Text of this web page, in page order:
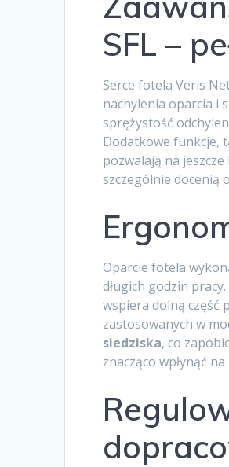
SFL –
Serce fotela Veris
nachylenia oparcia i
sprężystość
Dodatkowe funkcje,
pozwalają na
szczególnie docenią
Oparcie fotela
długich godzin
wspiera dolną część
zastosowanych w
siedziska, co
znacząco wpłynąć